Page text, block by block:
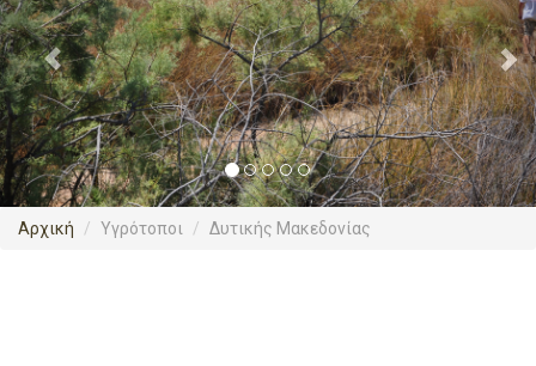
Αρχική Υγρότοποι Δυτικής Μακεδονίας